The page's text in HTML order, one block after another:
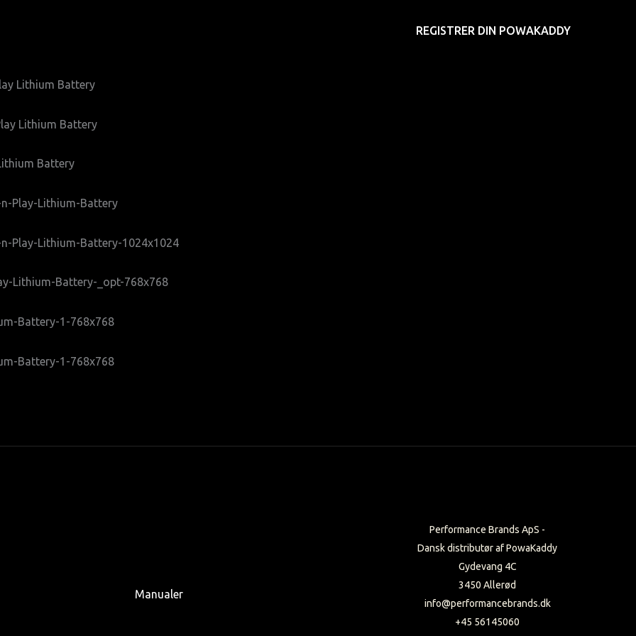
REGISTRER DIN POWAKADDY
Manualer
Performance Brands ApS -
Dansk distributør af PowaKaddy
Gydevang 4C
3450 Allerød
info@performancebrands.dk
+45 56145060